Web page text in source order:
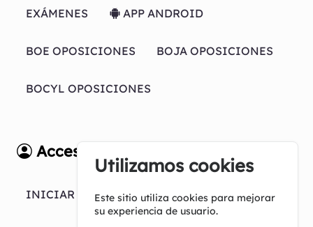
EXÁMENES APP ANDROID
BOE OPOSICIONES BOJA OPOSICIONES
BOCYL OPOSICIONES
Acceso
INICIAR SESION
Utilizamos cookies
Este sitio utiliza cookies para mejorar
su experiencia de usuario.